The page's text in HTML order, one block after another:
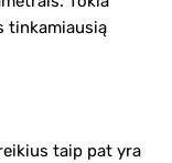
tinkamiausią
taip pat yra